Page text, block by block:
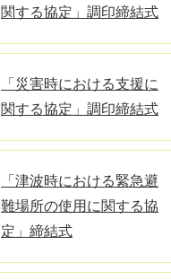
関する協定」調印締結式
「災害時における支援に
関する協定」調印締結式
「津波時における緊急避
難場所の使用に関する協
定」締結式